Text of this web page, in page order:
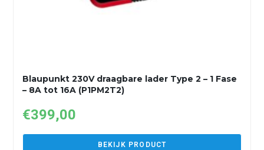
Blaupunkt 230V draagbare lader Type 2 – 1 Fase
– 8A tot 16A (P1PM2T2)
€399,00
BEKIJK PRODUCT